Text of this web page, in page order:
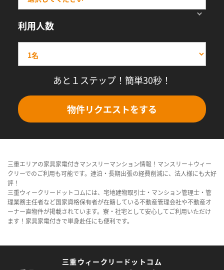
利用人数
あと１ステップ！簡単30秒！
物件リクエストをする
三重エリアの家具家電付きマンスリーマンション情報！マンスリー＋ウィー
クリーでのご利用も可能です。連泊・長期出張の経費削減に、法人様にも大好
評！
三重ウィークリードットコムには、宅地建物取引士・マンション管理士・管
理業務主任者など国家資格保有者が在籍している不動産管理会社や不動産オ
ーナー直物件が掲載されています。寮・社宅として安心してご利用いただけ
ます！家具家電付きで単身赴任にも便利です。
三重ウィークリードットコム